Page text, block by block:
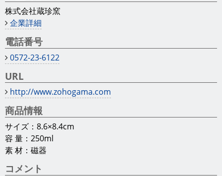
株式会社蔵珍窯
企業詳細
電話番号
0572-23-6122
URL
http://www.zohogama.com
商品情報
サイズ：8.6×8.4cm
容 量：250ml
素 材：磁器
コメント